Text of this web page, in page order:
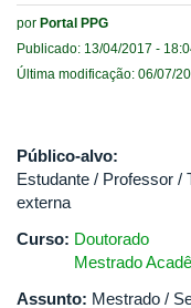
por Portal PPG
Publicado: 13/04/2017 -
Última modificação: 06/07/
Público-alvo:
Estudante / Professor /
externa
Curso: Doutorado
Mestrado
Assunto: Mestrado /